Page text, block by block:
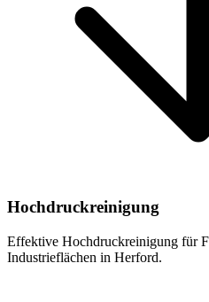
Hochdruckreinigung
Effektive Hochdruckreinigung für
Industrieflächen in Herford.